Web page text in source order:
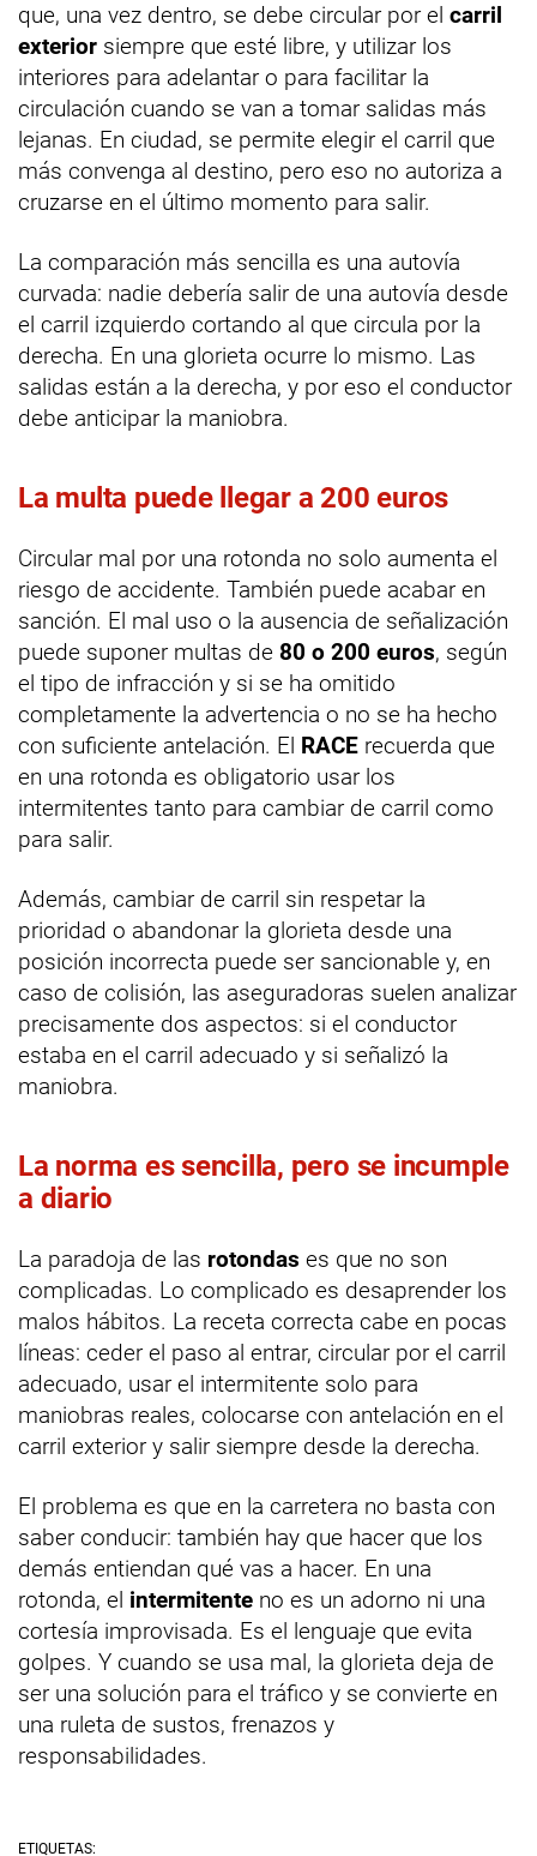
que, una vez dentro, se debe circular por el carril
exterior siempre que esté libre, y utilizar los
interiores para adelantar o para facilitar la
circulación cuando se van a tomar salidas más
lejanas. En ciudad, se permite elegir el carril que
más convenga al destino, pero eso no autoriza a
cruzarse en el último momento para salir.
La comparación más sencilla es una autovía
curvada: nadie debería salir de una autovía desde
el carril izquierdo cortando al que circula por la
derecha. En una glorieta ocurre lo mismo. Las
salidas están a la derecha, y por eso el conductor
debe anticipar la maniobra.
La multa puede llegar a 200 euros
Circular mal por una rotonda no solo aumenta el
riesgo de accidente. También puede acabar en
sanción. El mal uso o la ausencia de señalización
puede suponer multas de 80 o 200 euros, según
el tipo de infracción y si se ha omitido
completamente la advertencia o no se ha hecho
con suficiente antelación. El RACE recuerda que
en una rotonda es obligatorio usar los
intermitentes tanto para cambiar de carril como
para salir.
Además, cambiar de carril sin respetar la
prioridad o abandonar la glorieta desde una
posición incorrecta puede ser sancionable y, en
caso de colisión, las aseguradoras suelen analizar
precisamente dos aspectos: si el conductor
estaba en el carril adecuado y si señalizó la
maniobra.
La norma es sencilla, pero se incumple
a diario
La paradoja de las rotondas es que no son
complicadas. Lo complicado es desaprender los
malos hábitos. La receta correcta cabe en pocas
líneas: ceder el paso al entrar, circular por el carril
adecuado, usar el intermitente solo para
maniobras reales, colocarse con antelación en el
carril exterior y salir siempre desde la derecha.
El problema es que en la carretera no basta con
saber conducir: también hay que hacer que los
demás entiendan qué vas a hacer. En una
rotonda, el intermitente no es un adorno ni una
cortesía improvisada. Es el lenguaje que evita
golpes. Y cuando se usa mal, la glorieta deja de
ser una solución para el tráfico y se convierte en
una ruleta de sustos, frenazos y
responsabilidades.
ETIQUETAS: